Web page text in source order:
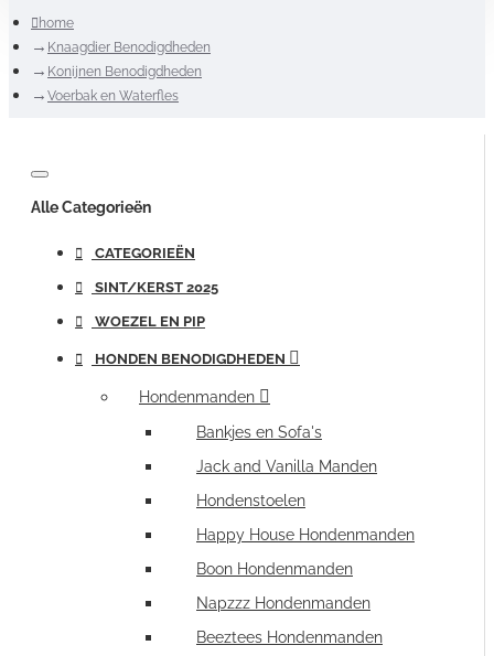
home
Knaagdier Benodigdheden
Konijnen Benodigdheden
Voerbak en Waterfles
Alle Categorieën
CATEGORIEËN
SINT/KERST 2025
WOEZEL EN PIP
HONDEN BENODIGDHEDEN
Hondenmanden
Bankjes en Sofa's
Jack and Vanilla Manden
Hondenstoelen
Happy House Hondenmanden
Boon Hondenmanden
Napzzz Hondenmanden
Beeztees Hondenmanden